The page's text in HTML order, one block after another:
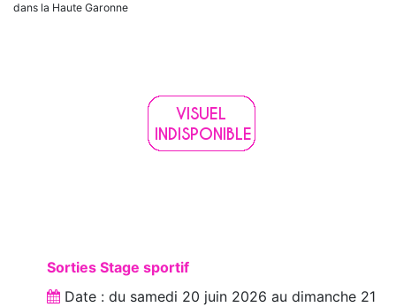
dans la Haute Garonne
Sorties Stage sportif
Date : du samedi 20 juin 2026 au dimanche 21